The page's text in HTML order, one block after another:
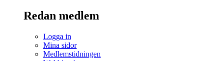
Redan medlem
Logga in
Mina sidor
Medlemstidningen